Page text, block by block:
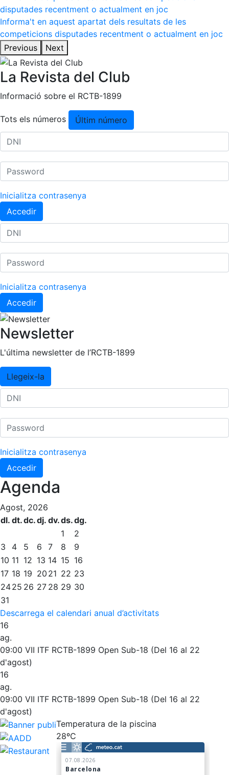
Informa't en aquest apartat dels resultats de les
competicions disputades recentment o actualment en joc
Previous
Next
La Revista del Club
Informació sobre el RCTB-1899
Tots els números Últim número
Inicialitza contrasenya
Accedir
Inicialitza contrasenya
Accedir
Newsletter
L'última newsletter de l’RCTB-1899
Llegeix-la
Inicialitza contrasenya
Accedir
Agenda
Agost, 2026
dl. dt.dc.dj. dv.ds.dg.
1
2
3
4 5 6 7 8
9
10 11 12 13 14 15 16
17 18 19 20 21 22 23
2425 26 27 28 29 30
31
Descarrega el calendari anual d’activitats
16
ag.
09:00 VII ITF RCTB-1899 Open Sub-18 (Del 16 al 22
d'agost)
16
ag.
09:00 VII ITF RCTB-1899 Open Sub-18 (Del 16 al 22
d'agost)
Temperatura de la piscina
28ºC